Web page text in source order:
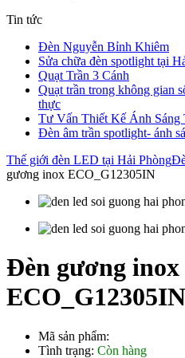
Tin tức
Đèn Nguyễn Bỉnh Khiêm
Sửa chữa đèn spotlight tại
Quạt Trần 3 Cánh
Quạt trần trong không gian
thực
Tư Vấn Thiết Kế Ánh Sáng
Đèn âm trần spotlight- ánh
Thế giới đèn LED tại Hải Phòng
gương inox ECO_G12305IN
Đèn gương inox
ECO_G12305IN
Mã sản phẩm:
Tình trạng: Còn hàng